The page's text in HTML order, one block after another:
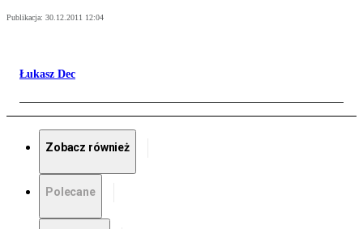
Publikacja: 30.12.2011 12:04
Łukasz Dec
Zobacz również
Polecane